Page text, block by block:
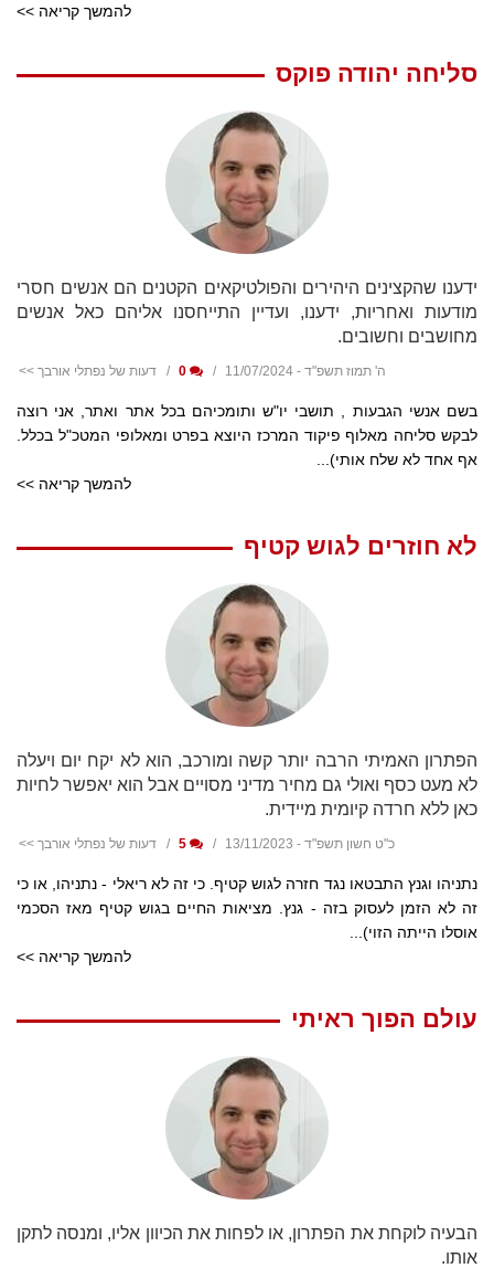
להמשך קריאה >>
סליחה יהודה פוקס
ידענו שהקצינים היהירים והפולטיקאים הקטנים הם אנשים חסרי
מודעות ואחריות, ידענו, ועדיין התייחסנו אליהם כאל אנשים
מחושבים וחשובים.
ה' תמוז תשפ"ד - 11/07/2024 דעות של נפתלי אורבך >>
בשם אנשי הגבעות , תושבי יו"ש ותומכיהם בכל אתר ואתר, אני רוצה
לבקש סליחה מאלוף פיקוד המרכז היוצא בפרט ומאלופי המטכ"ל בכלל.
אף אחד לא שלח אותי)...
להמשך קריאה >>
לא חוזרים לגוש קטיף
הפתרון האמיתי הרבה יותר קשה ומורכב, הוא לא יקח יום ויעלה
לא מעט כסף ואולי גם מחיר מדיני מסויים אבל הוא יאפשר לחיות
כאן ללא חרדה קיומית מיידית.
כ"ט חשון תשפ"ד - 13/11/2023 דעות של נפתלי אורבך >>
נתניהו וגנץ התבטאו נגד חזרה לגוש קטיף. כי זה לא ריאלי - נתניהו, או כי
זה לא הזמן לעסוק בזה - גנץ. מציאות החיים בגוש קטיף מאז הסכמי
אוסלו הייתה הזוי)...
להמשך קריאה >>
עולם הפוך ראיתי
הבעיה לוקחת את הפתרון, או לפחות את הכיוון אליו, ומנסה לתקן
אותו.